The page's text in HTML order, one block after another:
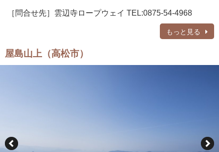
［問合せ先］雲辺寺ロープウェイ TEL:0875-54-4968
もっと見る
屋島山上（高松市）